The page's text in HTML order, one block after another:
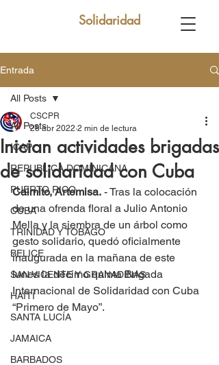
Solidaridad
Entrada
All Posts
ICAP
REPUBLICA DOMINICANA
PUERTO RICO
CUBA
TRINIDAD Y TOBAGO
BELICE
SAN VICENTE Y GRANADINAS
HAITÍ
SANTA LUCÍA
JAMAICA
BARBADOS
All Posts
Inician actividades brigadas
de solidaridad con Cuba
CSCPR
28 abr 2022 2 min de lectura
Caimito, Artemisa. - Tras la colocación
de una ofrenda floral a Julio Antonio
Mella y la siembra de un árbol como
gesto solidario, quedó oficialmente
inaugurada en la mañana de este
lunes la décimo quinta Brigada
Internacional de Solidaridad con Cuba
“Primero de Mayo”.